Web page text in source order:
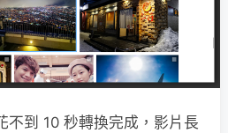
不到 10 秒轉換完成，影片長